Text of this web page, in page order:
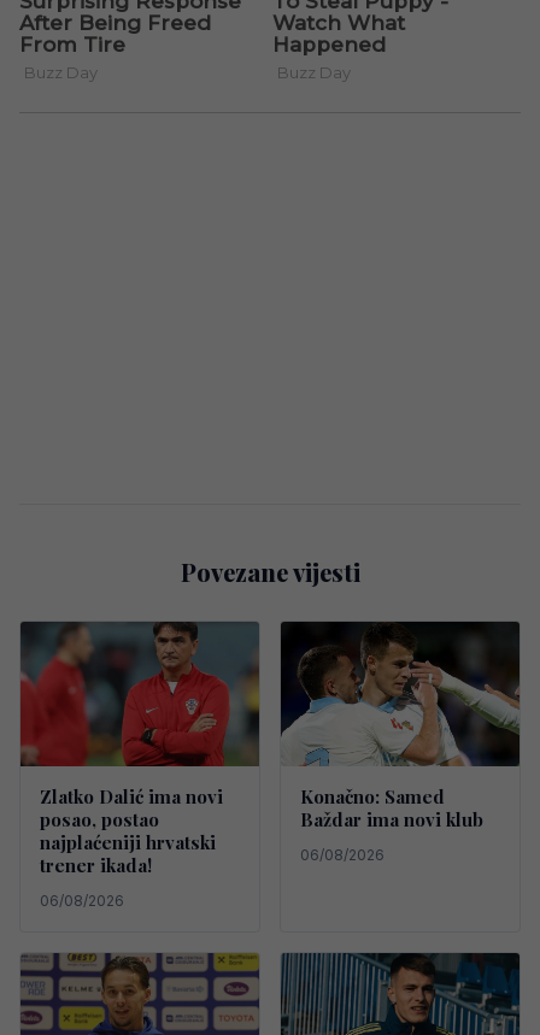
Povezane vijesti
Zlatko Dalić ima novi
posao, postao
najplaćeniji hrvatski
trener ikada!
06/08/2026
Konačno: Samed
Baždar ima novi klub
06/08/2026